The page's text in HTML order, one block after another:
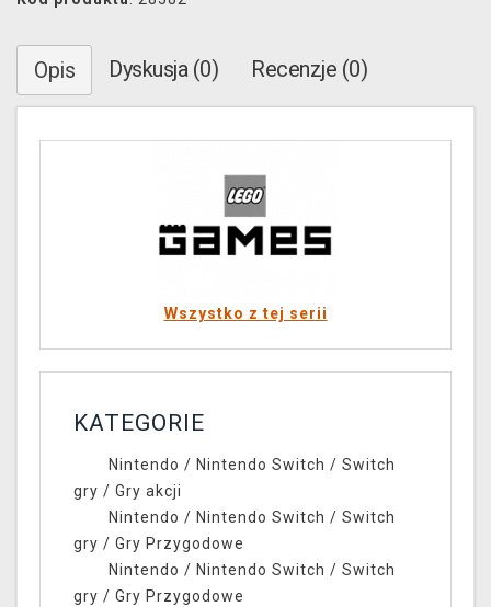
Opis Dyskusja (0) Recenzje (0)
Wszystko z tej serii
KATEGORIE
Nintendo / Nintendo Switch / Switch
gry / Gry akcji
Nintendo / Nintendo Switch / Switch
gry / Gry Przygodowe
Nintendo / Nintendo Switch / Switch
gry / Gry Przygodowe